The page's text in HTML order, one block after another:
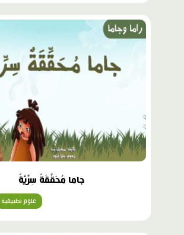
محتوى
مميّز
جاما مُحَقِّقَةٌ سِرِّيَّةٌ
علوم تطبيقية